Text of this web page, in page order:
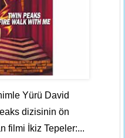
Yürü David
dizisinin ön
filmi İkiz Tepeler:...